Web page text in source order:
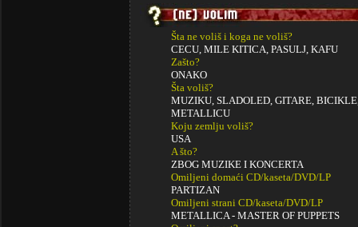
Šta ne voliš i koga ne voliš?
CECU, MILE KITICA, PASULJ, KAFU
Zašto?
ONAKO
Šta voliš?
MUZIKU, SLADOLED, GITARE,
METALLICU
Koju zemlju voliš?
USA
A što?
ZBOG MUZIKE I KONCERTA
Omiljeni domaći CD/kaseta/DVD/LP
PARTIZAN
Omiljeni strani CD/kaseta/DVD/LP
METALLICA - MASTER OF PUPPETS